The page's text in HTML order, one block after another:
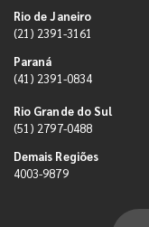
Rio de Janeiro
(21) 2391-3161
Paraná
(41) 2391-0834
Rio Grande do Sul
(51) 2797-0488
Demais Regiões
4003-9879